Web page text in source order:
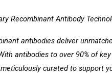
Recombinant Antibody
antibodies deliver
antibodies to over 90% of
curated to support